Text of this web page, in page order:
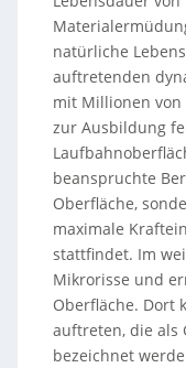
natürliche
auftretenden
mit Millionen
zur Ausbildung
beanspruchte
Oberfläche,
maximale
stattfindet. Im
Mikrorisse und
Oberfläche. Dort
auftreten, die als
bezeichnet